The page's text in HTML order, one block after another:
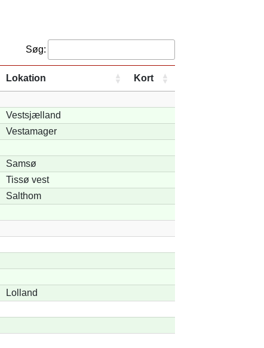
Søg:
Lokation Kort
Vestsjælland
Vestamager
Samsø
Tissø vest
Salthom
Lolland